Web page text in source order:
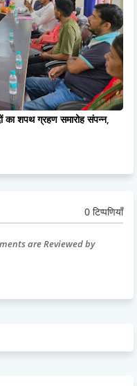
का शपथ ग्रहण समारोह संपन्न,
0 टिप्पणियाँ
are Reviewed by